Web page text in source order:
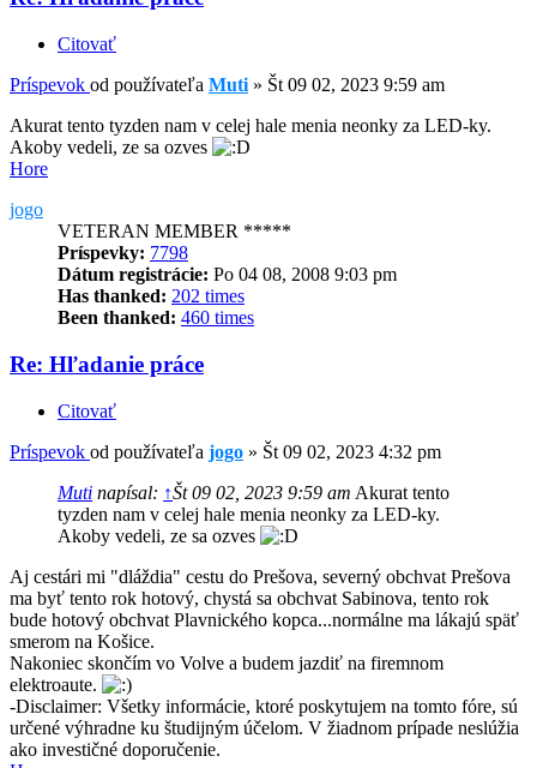
Citovať
Príspevok od používateľa Muti » Št 09 02, 2023 9:59 am
Akurat tento tyzden nam v celej hale menia neonky za LED-ky.
Akoby vedeli, ze sa ozves
Hore
jogo
VETERAN MEMBER *****
Príspevky: 7798
Dátum registrácie: Po 04 08, 2008 9:03 pm
Has thanked: 202 times
Been thanked: 460 times
Re: Hľadanie práce
Citovať
Príspevok od používateľa jogo » Št 09 02, 2023 4:32 pm
Muti napísal: ↑Št 09 02, 2023 9:59 am Akurat tento
tyzden nam v celej hale menia neonky za LED-ky.
Akoby vedeli, ze sa ozves
Aj cestári mi "dláždia" cestu do Prešova, severný obchvat Prešova
ma byť tento rok hotový, chystá sa obchvat Sabinova, tento rok
bude hotový obchvat Plavnického kopca...normálne ma lákajú späť
smerom na Košice.
Nakoniec skončím vo Volve a budem jazdiť na firemnom
elektroaute.
-Disclaimer: Všetky informácie, ktoré poskytujem na tomto fóre, sú
určené výhradne ku študijným účelom. V žiadnom prípade neslúžia
ako investičné doporučenie.